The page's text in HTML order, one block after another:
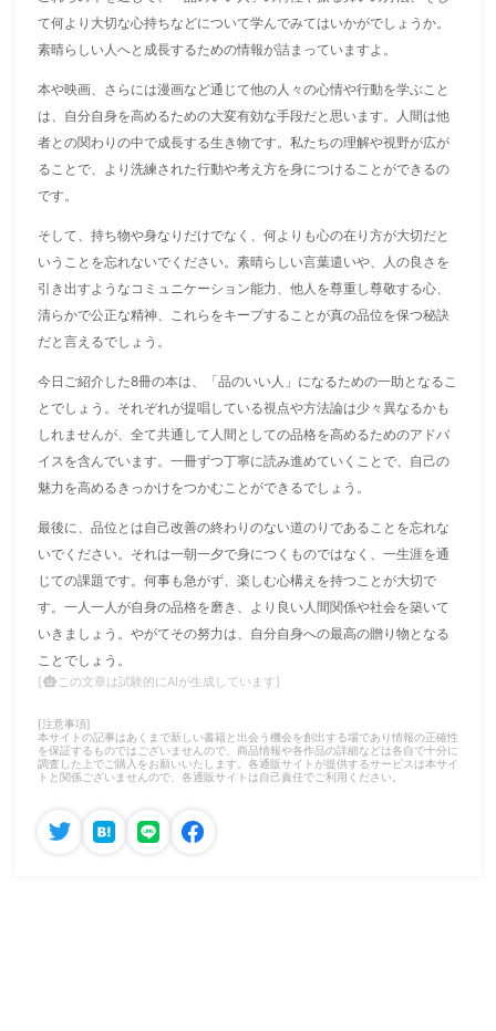
て何より大切な心持ちなどについて学んでみてはいかがでしょうか。
素晴らしい人へと成長するための情報が詰まっていますよ。
本や映画、さらには漫画など通じて他の人々の心情や行動を学ぶこと
は、自分自身を高めるための大変有効な手段だと思います。人間は他
者との関わりの中で成長する生き物です。私たちの理解や視野が広が
ることで、より洗練された行動や考え方を身につけることができるの
です。
そして、持ち物や身なりだけでなく、何よりも心の在り方が大切だと
いうことを忘れないでください。素晴らしい言葉遣いや、人の良さを
引き出すようなコミュニケーション能力、他人を尊重し尊敬する心、
清らかで公正な精神、これらをキープすることが真の品位を保つ秘訣
だと言えるでしょう。
今日ご紹介した8冊の本は、「品のいい人」になるための一助となるこ
とでしょう。それぞれが提唱している視点や方法論は少々異なるかも
しれませんが、全て共通して人間としての品格を高めるためのアドバ
イスを含んでいます。一冊ずつ丁寧に読み進めていくことで、自己の
魅力を高めるきっかけをつかむことができるでしょう。
最後に、品位とは自己改善の終わりのない道のりであることを忘れな
いでください。それは一朝一夕で身につくものではなく、一生涯を通
じての課題です。何事も急がず、楽しむ心構えを持つことが大切で
す。一人一人が自身の品格を磨き、より良い人間関係や社会を築いて
いきましょう。やがてその努力は、自分自身への最高の贈り物となる
ことでしょう。
[ smart_toy この文章は試験的にAIが生成しています]
[注意事項]
本サイトの記事はあくまで新しい書籍と出会う機会を創出する場であり情報の正確性
を保証するものではございませんので、商品情報や各作品の詳細などは各自で十分に
調査した上でご購入をお願いいたします。各通販サイトが提供するサービスは本サイ
トと関係ございませんので、各通販サイトは自己責任でご利用ください。